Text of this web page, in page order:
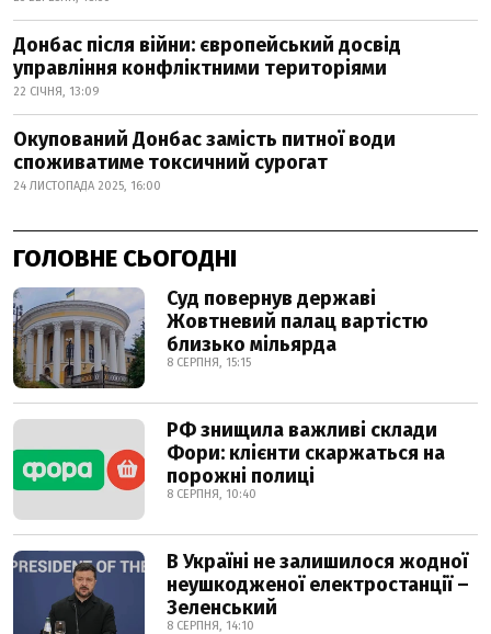
Донбас після війни: європейський досвід
управління конфліктними територіями
22 СІЧНЯ, 13:09
Окупований Донбас замість питної води
споживатиме токсичний сурогат
24 ЛИСТОПАДА 2025, 16:00
ГОЛОВНЕ СЬОГОДНІ
Суд повернув державі
Жовтневий палац вартістю
близько мільярда
8 СЕРПНЯ, 15:15
РФ знищила важливі склади
Фори: клієнти скаржаться на
порожні полиці
8 СЕРПНЯ, 10:40
В Україні не залишилося жодної
неушкодженої електростанції –
Зеленський
8 СЕРПНЯ, 14:10